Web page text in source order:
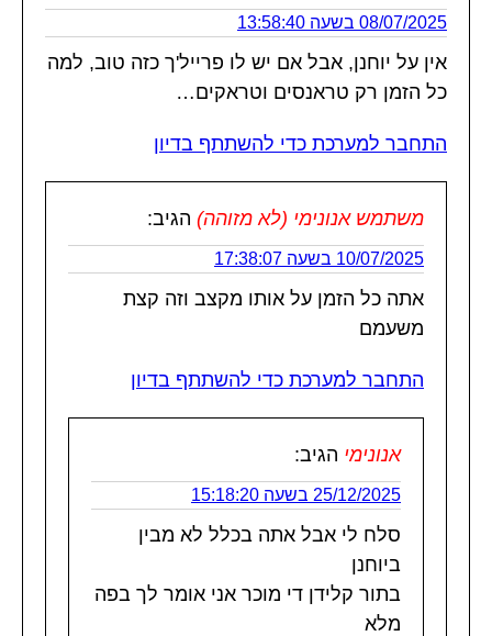
08/07/2025 בשעה 13:58:40
אין על יוחנן, אבל אם יש לו פרייל'ך כזה טוב, למה
כל הזמן רק טראנסים וטראקים…
התחבר למערכת כדי להשתתף בדיון
משתמש אנונימי (לא מזוהה) הגיב:
10/07/2025 בשעה 17:38:07
אתה כל הזמן על אותו מקצב וזה קצת
משעמם
התחבר למערכת כדי להשתתף בדיון
אנונימי הגיב:
25/12/2025 בשעה 15:18:20
סלח לי אבל אתה בכלל לא מבין
ביוחנן
בתור קלידן די מוכר אני אומר לך בפה
מלא